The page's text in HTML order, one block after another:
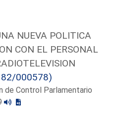
NUEVA POLITICA
CON EL PERSONAL
000578)
de Control Parlamentario